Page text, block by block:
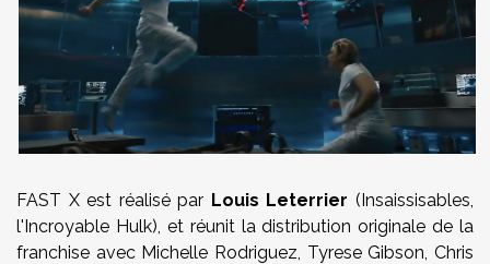
FAST X est réalisé par Louis Leterrier (Insaissisables,
l'Incroyable Hulk), et réunit la distribution originale de la
franchise avec Michelle Rodriguez, Tyrese Gibson, Chris